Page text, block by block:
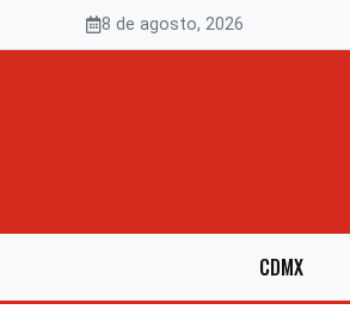
8 de agosto, 2026
CDMX